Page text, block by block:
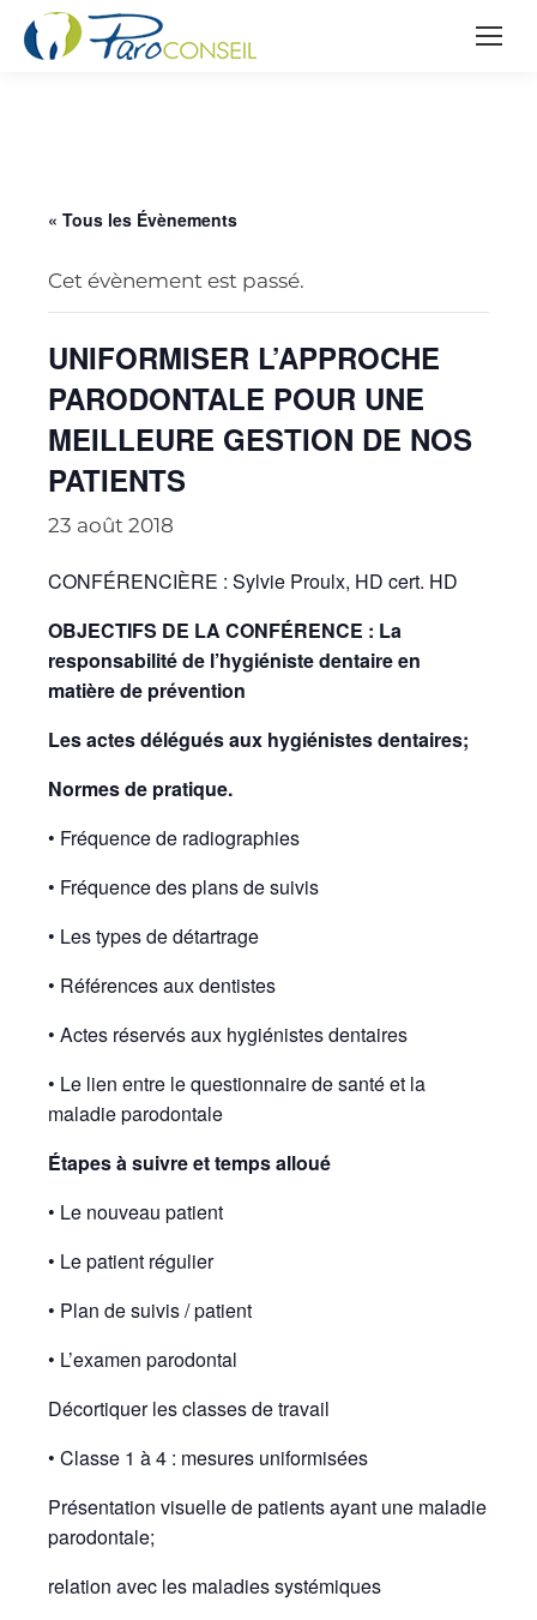
« Tous les Évènements
Cet évènement est passé.
UNIFORMISER L’APPROCHE
PARODONTALE POUR UNE
MEILLEURE GESTION DE NOS
PATIENTS
23 août 2018
CONFÉRENCIÈRE : Sylvie Proulx, HD cert. HD
OBJECTIFS DE LA CONFÉRENCE : La
responsabilité de l’hygiéniste dentaire en
matière de prévention
Les actes délégués aux hygiénistes dentaires;
Normes de pratique.
• Fréquence de radiographies
• Fréquence des plans de suivis
• Les types de détartrage
• Références aux dentistes
• Actes réservés aux hygiénistes dentaires
• Le lien entre le questionnaire de santé et la
maladie parodontale
Étapes à suivre et temps alloué
• Le nouveau patient
• Le patient régulier
• Plan de suivis / patient
• L’examen parodontal
Décortiquer les classes de travail
• Classe 1 à 4 : mesures uniformisées
Présentation visuelle de patients ayant une maladie
parodontale;
relation avec les maladies systémiques